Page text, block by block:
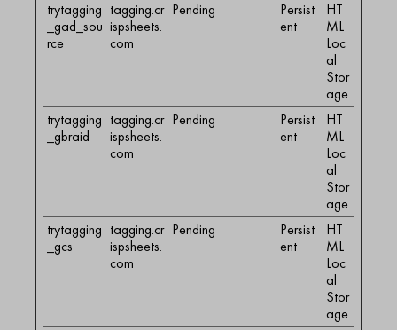
trytagging
_gad_sou
rce
tagging.cr
ispsheets.
com
Pending
Persist
ent
HT
ML
Loc
al
Stor
age
trytagging
_gbraid
tagging.cr
ispsheets.
com
Pending
Persist
ent
HT
ML
Loc
al
Stor
age
trytagging
_gcs
tagging.cr
ispsheets.
com
Pending
Persist
ent
HT
ML
Loc
al
Stor
age